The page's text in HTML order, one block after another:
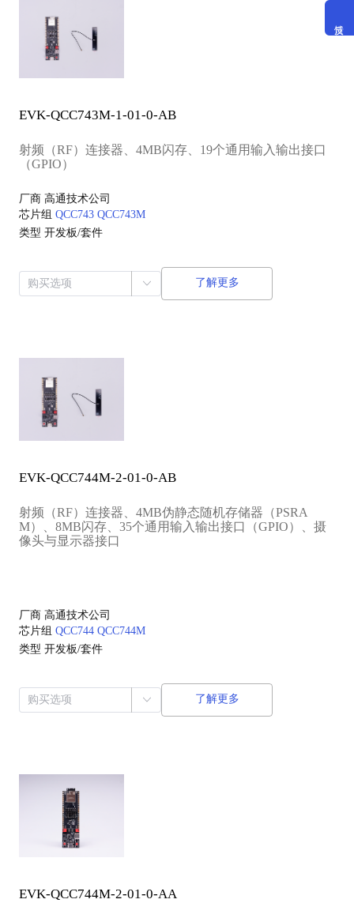
EVK-QCC743M-1-01-0-AB
射频（RF）连接器、4MB闪存、19个通用输入输出接口
（GPIO）
厂商 高通技术公司
芯片组 QCC743 QCC743M
类型 开发板/套件
了解更多
EVK-QCC744M-2-01-0-AB
射频（RF）连接器、4MB伪静态随机存储器（PSRA
M）、8MB闪存、35个通用输入输出接口（GPIO）、摄
像头与显示器接口
厂商 高通技术公司
芯片组 QCC744 QCC744M
类型 开发板/套件
了解更多
EVK-QCC744M-2-01-0-AA